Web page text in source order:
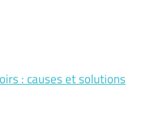
: causes et solutions